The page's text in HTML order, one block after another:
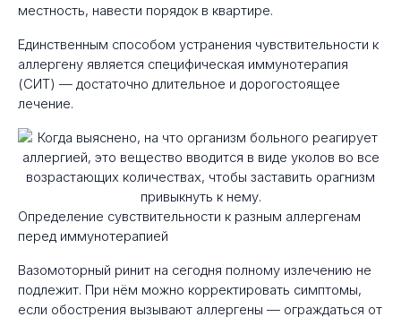
местность, навести порядок в квартире.
Единственным способом устранения чувствительности к
аллергену является специфическая иммунотерапия
(СИТ) — достаточно длительное и дорогостоящее
лечение.
Определение сувствительности к разным аллергенам
перед иммунотерапией
Вазомоторный ринит на сегодня полному излечению не
подлежит. При нём можно корректировать симптомы,
если обострения вызывают аллергены — ограждаться от